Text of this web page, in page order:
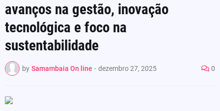
avanços na gestão, inovação
tecnológica e foco na
sustentabilidade
by Samambaia On line - dezembro 27, 2025 0